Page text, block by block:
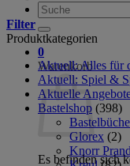
Suche
nach:
0
Warenkorb
Es befinden sich
Filter
Produktkategorien
Aktuell: Alles für
Aktuell: Spiel &
Aktuelle
Bastelshop (398)
Glorex (2)
Knorr